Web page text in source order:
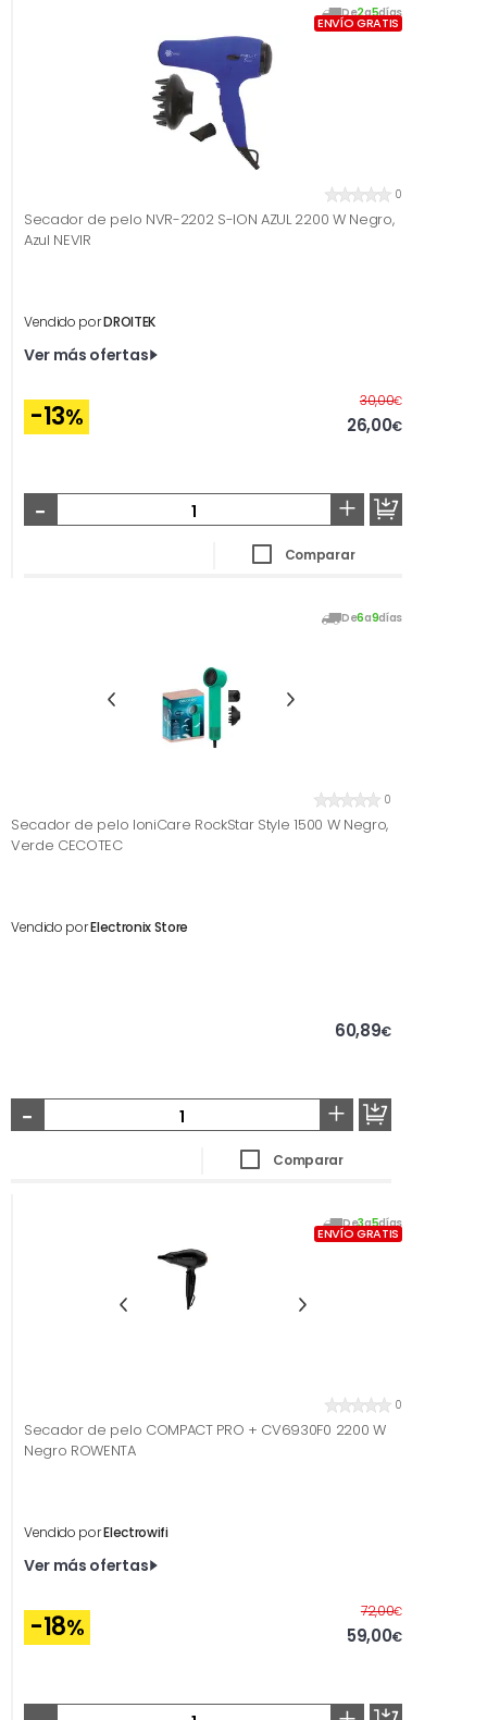
De2a5días
ENVÍO GRATIS
0
Secador de pelo NVR-2202 S-ION AZUL 2200 W Negro,
Azul NEVIR
Vendido porDROITEK
Ver más ofertas
-13%
30,00€Antes
26,00€
- +
Comparar
De6a9días
0
Secador de pelo IoniCare RockStar Style 1500 W Negro,
Verde CECOTEC
Vendido porElectronix Store
60,89€
- +
Comparar
De3a5días
ENVÍO GRATIS
0
Secador de pelo COMPACT PRO + CV6930F0 2200 W
Negro ROWENTA
Vendido porElectrowifi
Ver más ofertas
-18%
72,00€Antes
59,00€